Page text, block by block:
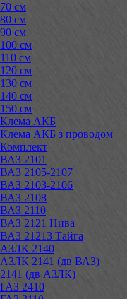
70 см
80 см
90 см
100 см
110 см
120 см
130 см
140 см
150 см
Клема АКБ
Клема АКБ з проводом
Комплект
ВАЗ 2101
ВАЗ 2105-2107
ВАЗ 2103-2106
ВАЗ 2108
ВАЗ 2110
ВАЗ 2121 Нива
ВАЗ 21213 Тайга
АЗЛК 2140
АЗЛК 2141 (дв ВАЗ)
2141 (дв АЗЛК)
ГАЗ 2410